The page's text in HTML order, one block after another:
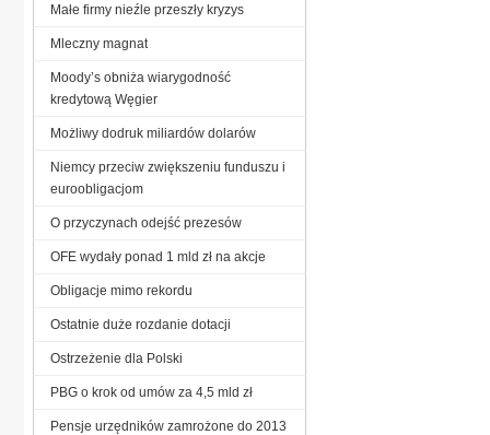
Małe firmy nieźle przeszły kryzys
Mleczny magnat
Moody’s obniża wiarygodność
kredytową Węgier
Możliwy dodruk miliardów dolarów
Niemcy przeciw zwiększeniu funduszu i
euroobligacjom
O przyczynach odejść prezesów
OFE wydały ponad 1 mld zł na akcje
Obligacje mimo rekordu
Ostatnie duże rozdanie dotacji
Ostrzeżenie dla Polski
PBG o krok od umów za 4,5 mld zł
Pensje urzędników zamrożone do 2013